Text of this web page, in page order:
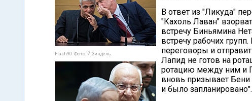
Flash90. Фото: Й.Зиндель
В ответ из "Ликуда"
"Кахоль Лаван"
встречу Биньямина
встречу рабочих
переговоры и
Лапид не готов на
ротацию между ним и
вновь призывает Бени
и было запланировано".